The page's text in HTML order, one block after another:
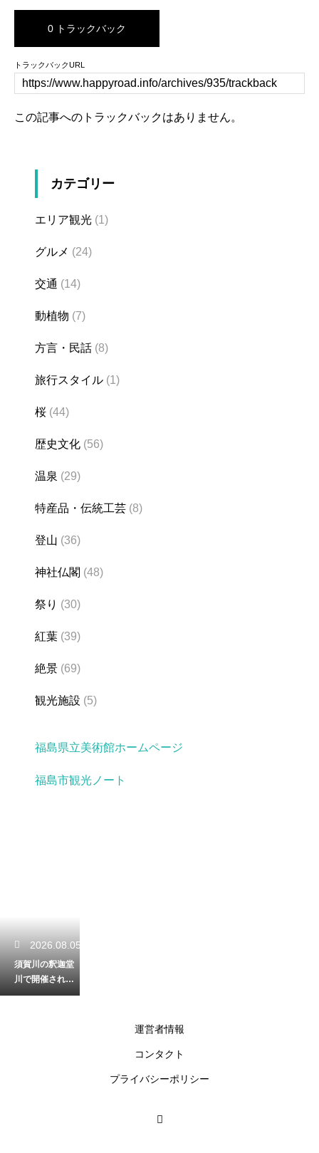
0 トラックバック
トラックバックURL
この記事へのトラックバックはありません。
カテゴリー
エリア観光 (1)
グルメ (24)
交通 (14)
動植物 (7)
方言・民話 (8)
旅行スタイル (1)
桜 (44)
歴史文化 (56)
温泉 (29)
特産品・伝統工芸 (8)
登山 (36)
神社仏閣 (48)
祭り (30)
紅葉 (39)
絶景 (69)
観光施設 (5)
福島県立美術館ホームページ
福島市観光ノート
2026.08.05
須賀川の釈迦堂
川で開催される
壮大な花火！夜
運営者情報
コンタクト
プライバシーポリシー